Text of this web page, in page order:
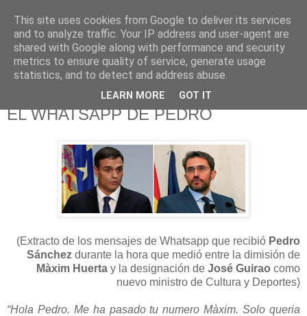
625 RANAS
LA TELEVISIÓN DESDE EL PUNTO DE VISTA BATRACIO
EL WHATSAPP DE PEDRO
(Extracto de los mensajes de Whatsapp que recibió Pedro
Sánchez durante la hora que medió entre la dimisión de
Màxim Huerta y la designación de José Guirao como
nuevo ministro de Cultura y Deportes)
“Hola Pedro. Me ha pasado tu numero Màxim. Solo queria
This site uses cookies from Google to deliver its services
and to analyze traffic. Your IP address and user-agent are
shared with Google along with performance and security
metrics to ensure quality of service, generate usage
statistics, and to detect and address abuse.
LEARN MORE GOT IT